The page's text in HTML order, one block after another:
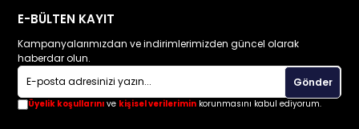
E-BÜLTEN KAYIT
Kampanyalarımızdan ve indirimlerimizden güncel olarak
haberdar olun.
Gönder
Üyelik koşullarını ve kişisel verilerimin korunmasını kabul ediyorum.